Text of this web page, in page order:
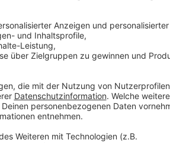
zum Ganztags-Ausbau